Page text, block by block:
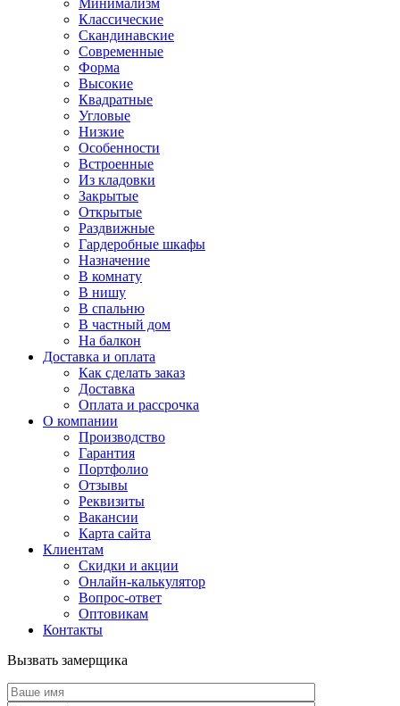
Минимализм
Классические
Скандинавские
Современные
Форма
Высокие
Квадратные
Угловые
Низкие
Особенности
Встроенные
Из кладовки
Закрытые
Открытые
Раздвижные
Гардеробные шкафы
Назначение
В комнату
В нишу
В спальню
В частный дом
На балкон
Доставка и оплата
Как сделать заказ
Доставка
Оплата и рассрочка
О компании
Производство
Гарантия
Портфолио
Отзывы
Реквизиты
Вакансии
Карта сайта
Клиентам
Скидки и акции
Онлайн-калькулятор
Вопрос-ответ
Оптовикам
Контакты
Вызвать замерщика